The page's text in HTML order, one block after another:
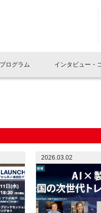
マイページ
プログラム インタビュー・
イベント告知
施設
サポ
2026.03.02